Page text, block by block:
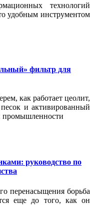
технологий
удобным инструментом
фильтр для
как работает цеолит,
и активированный
промышленности
руководство по
перенасыщения борьба
еще до того, как он